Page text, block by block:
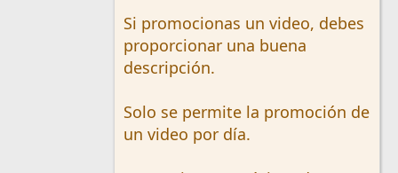
Si promocionas un video, debes
proporcionar una buena
descripción.
Solo se permite la promoción de
un video por día.